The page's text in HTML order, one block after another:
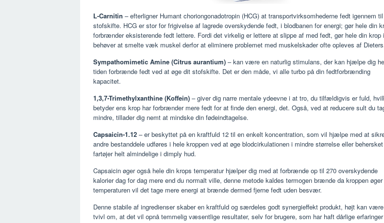
L-Carnitin – efterligner Humant choriongonadotropin (HCG) at transportvirksomhederne fedt igennem
stofskifte. HCG er stor for frigivelse af lagrede overskydende fedt, i blodbanen for energi; gør hele din
forbrænder eksisterende fedt lettere. Fordi det virkelig er lettere at slippe af med fedt, gør hele din krop
behøver at smelte væk muskel derfor at eliminere problemet med muskelskader ofte opleves af
Sympathomimetic Amine (Citrus aurantium) – kan være en naturlig stimulans, der kan hjælpe dig
tiden forbrænde fedt ved at øge dit stofskifte. Det er den måde, vi alle turbo på din fedtforbrænding
kapacitet.
1,3,7-Trimethylxanthine (Koffein) – giver dig narre mentale ydeevne i at tro, du tilfældigvis er fuld,
betyder ens krop har forbrænder mere fedt for at finde den energi, det. Også, ved at reducere sult du
mindre, tillader dig nemt at mindske din fødeindtagelse.
Capsaicin-1.12 – er beskyttet på en kraftfuld 12 til en enkelt koncentration, som vil hjælpe med at
andre bestanddele udføres i hele kroppen ved at øge blodcirkulationen i mindre størrelse eller
fartøjer helt almindelige i dimply hud.
Capsaicin øger også hele din krops temperatur hjælper dig med at forbrænde op til 270 overskydende
kalorier dag for dag mere end du normalt ville, denne metode kaldes termogen brænde da kroppen øger
temperaturen vil det tage mere energi at brænde dermed fjerne fedt uden besvær.
Denne stabile af ingredienser skaber en kraftfuld og særdeles godt synergieffekt produkt, højt kan
tvivl om, at det vil opnå temmelig væsentlige resultater, selv for brugere, som har haft dårlige